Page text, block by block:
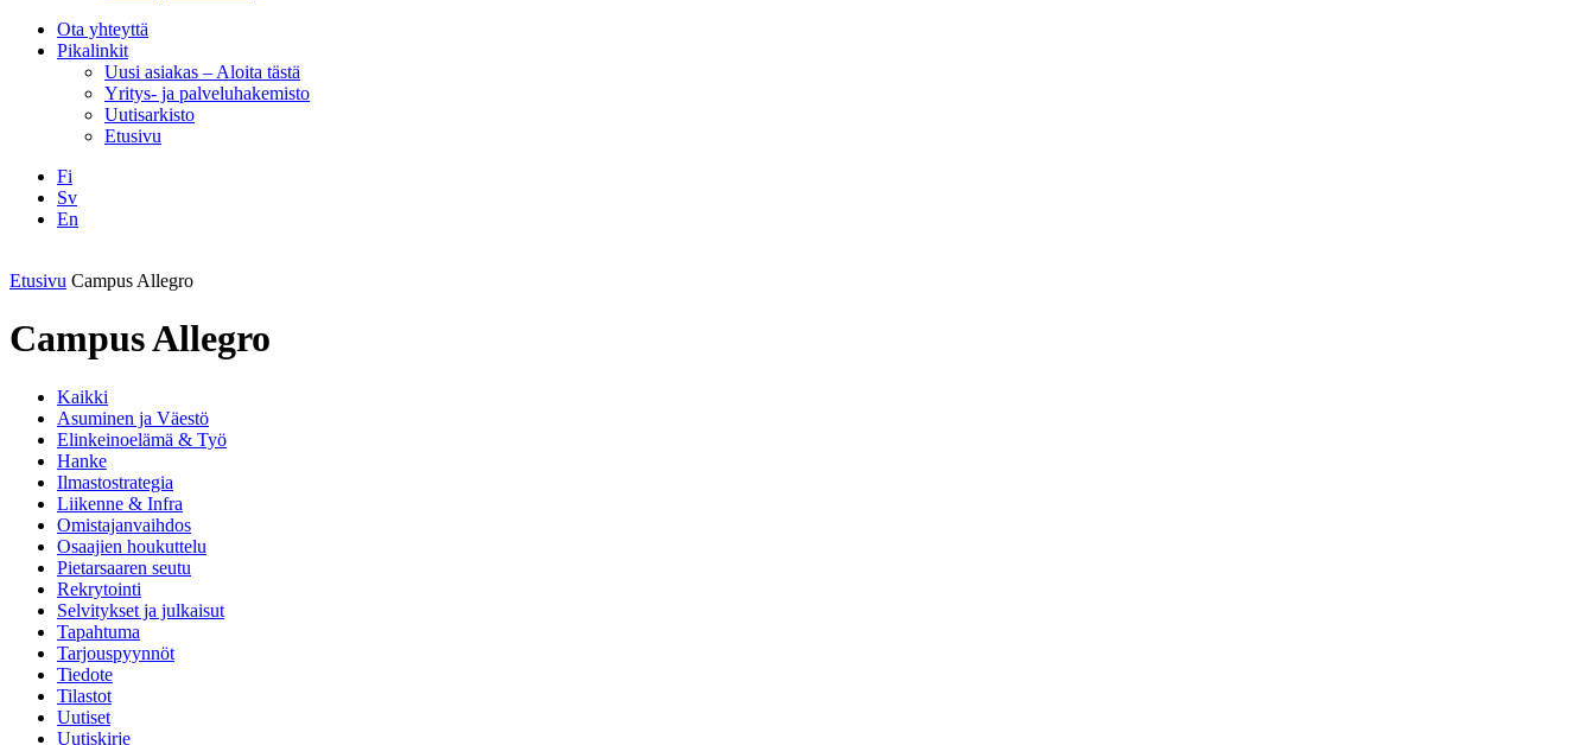
Ota yhteyttä
Pikalinkit
Uusi asiakas – Aloita tästä
Yritys- ja palveluhakemisto
Uutisarkisto
Etusivu
Fi
Sv
En
Etusivu Campus Allegro
Campus Allegro
Kaikki
Asuminen ja Väestö
Elinkeinoelämä & Työ
Hanke
Ilmastostrategia
Liikenne & Infra
Omistajanvaihdos
Osaajien houkuttelu
Pietarsaaren seutu
Rekrytointi
Selvitykset ja julkaisut
Tapahtuma
Tarjouspyynnöt
Tiedote
Tilastot
Uutiset
Uutiskirje